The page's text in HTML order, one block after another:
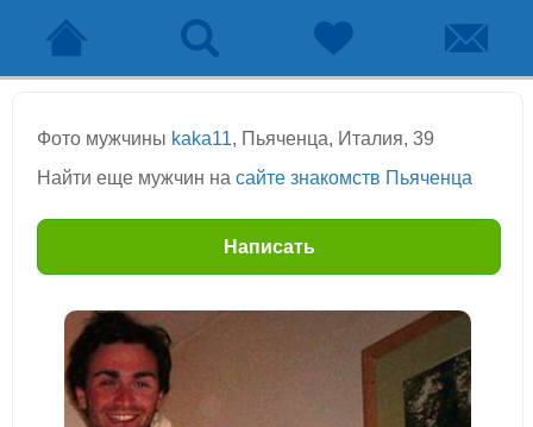
Фото мужчины kaka11, Пьяченца, Италия, 39
Найти еще мужчин на сайте знакомств Пьяченца
Написать